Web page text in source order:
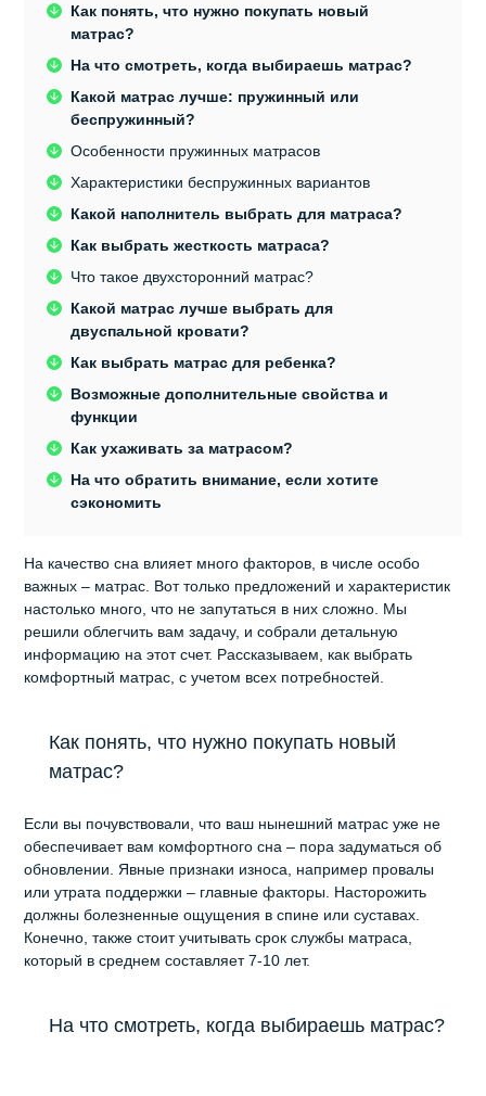
Как понять, что нужно покупать новый
матрас?
На что смотреть, когда выбираешь матрас?
Какой матрас лучше: пружинный или
беспружинный?
Особенности пружинных матрасов
Характеристики беспружинных вариантов
Какой наполнитель выбрать для матраса?
Как выбрать жесткость матраса?
Что такое двухсторонний матрас?
Какой матрас лучше выбрать для
двуспальной кровати?
Как выбрать матрас для ребенка?
Возможные дополнительные свойства и
функции
Как ухаживать за матрасом?
На что обратить внимание, если хотите
сэкономить
На качество сна влияет много факторов, в числе особо
важных – матрас. Вот только предложений и характеристик
настолько много, что не запутаться в них сложно. Мы
решили облегчить вам задачу, и собрали детальную
информацию на этот счет. Рассказываем, как выбрать
комфортный матрас, с учетом всех потребностей.
Как понять, что нужно покупать новый
матрас?
Если вы почувствовали, что ваш нынешний матрас уже не
обеспечивает вам комфортного сна – пора задуматься об
обновлении. Явные признаки износа, например провалы
или утрата поддержки – главные факторы. Насторожить
должны болезненные ощущения в спине или суставах.
Конечно, также стоит учитывать срок службы матраса,
который в среднем составляет 7-10 лет.
На что смотреть, когда выбираешь матрас?